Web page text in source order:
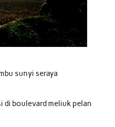
sunyi seraya
boulevard meliuk pelan